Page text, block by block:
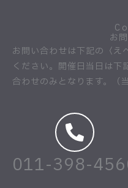
お
お問い合わせは下記の〈え
ください。開催日当日は下
合わせのみとなります。（
011-398-